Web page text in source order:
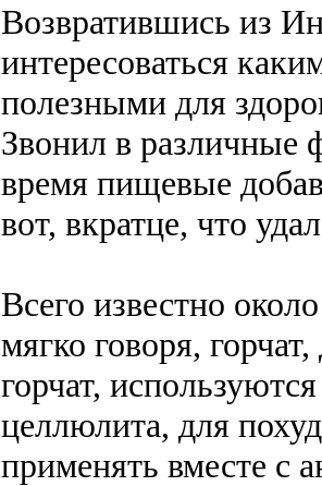
Возвратившись из
интересоваться
полезными для
Звонил в различные
время пищевые
вот, вкратце, что
Всего известно
мягко говоря,
горчат,
целлюлита, для
применять вместе с